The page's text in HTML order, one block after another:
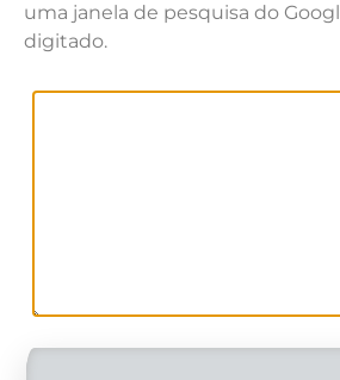
uma janela de pesquisa do
digitado.